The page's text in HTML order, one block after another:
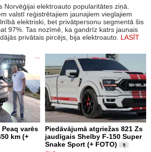
Norvēģijai elektroauto popularitātes ziņā.
valstī reģistrētajiem jaunajiem vieglajiem
elektriski, bet privātpersonu segmentā šis
97%. Tas nozīmē, ka gandrīz katrs jaunais
privātais pircējs, bija elektroauto. LASĪT
varēs
km (+
Piedāvājumā atgriežas 821 Zs
jaudīgais Shelby F-150 Super
Snake Sport (+ FOTO)
9